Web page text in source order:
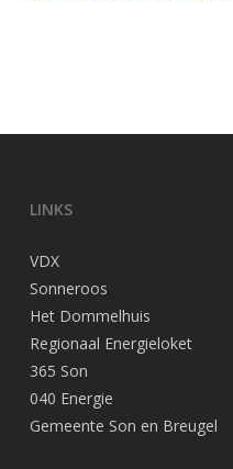
LINKS
VDX
Sonneroos
Het Dommelhuis
Regionaal Energieloket
365 Son
040 Energie
Gemeente Son en Breugel